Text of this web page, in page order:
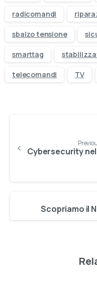
radicomandi
sbalzo tensione
smarttag
telecomandi TV
Promozioni